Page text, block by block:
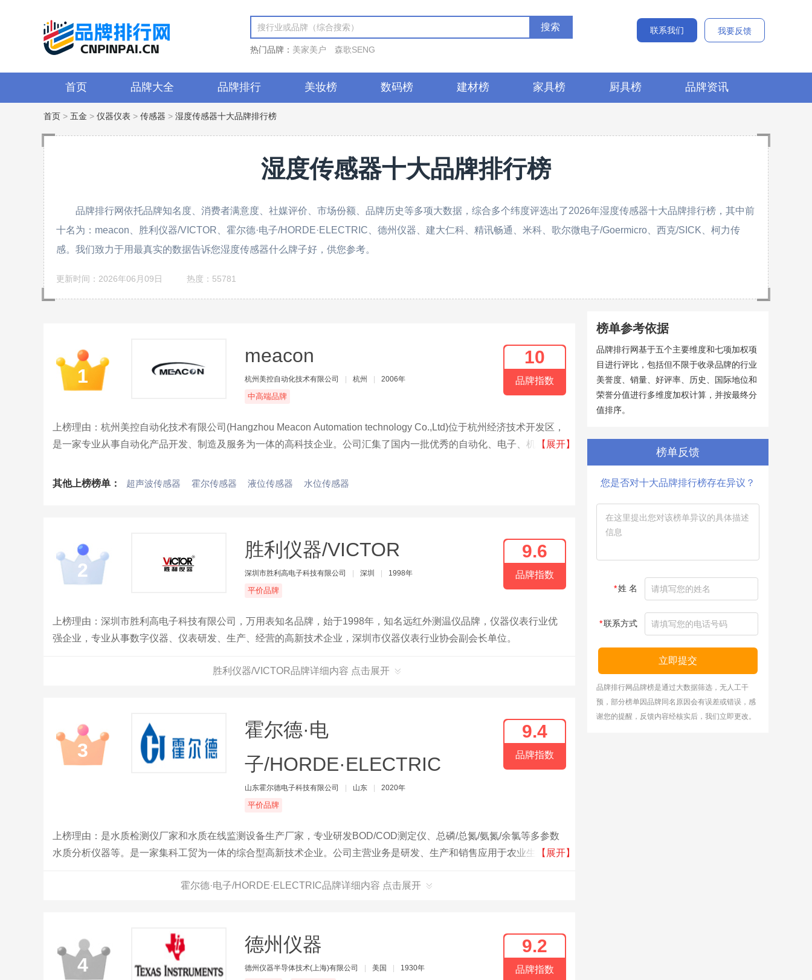
联系我们
我要反馈
热门品牌： 美家美户 森歌SENG
首页 品牌大全 品牌排行 美妆榜 数码榜 建材榜 家具榜 厨具榜 品牌资讯
首页 > 五金 > 仪器仪表 > 传感器 > 湿度传感器十大品牌排行榜
湿度传感器十大品牌排行榜
品牌排行网依托品牌知名度、消费者满意度、社媒评价、市场份额、品牌历史等多项大数据，综合多个纬度评选出了2026年湿度传感器十大品牌排行榜，其中前
十名为：meacon、胜利仪器/VICTOR、霍尔德·电子/HORDE·ELECTRIC、德州仪器、建大仁科、精讯畅通、米科、歌尔微电子/Goermicro、西克/SICK、柯力传
感。我们致力于用最真实的数据告诉您湿度传感器什么牌子好，供您参考。
更新时间：2026年06月09日 热度：55781
1
meacon
杭州美控自动化技术有限公司 杭州 2006年
中高端品牌
10
品牌指数
上榜理由：杭州美控自动化技术有限公司(Hangzhou Meacon Automation technology Co.,Ltd)位于杭州经济技术开发区，
是一家专业从事自动化产品开发、制造及服务为一体的高科技企业。公司汇集了国内一批优秀的自动化、电子、机械和计
【展开】
其他上榜榜单： 超声波传感器 霍尔传感器 液位传感器 水位传感器
2
胜利仪器/VICTOR
深圳市胜利高电子科技有限公司 深圳 1998年
平价品牌
9.6
品牌指数
上榜理由：深圳市胜利高电子科技有限公司，万用表知名品牌，始于1998年，知名远红外测温仪品牌，仪器仪表行业优
强企业，专业从事数字仪器、仪表研发、生产、经营的高新技术企业，深圳市仪器仪表行业协会副会长单位。
胜利仪器/VICTOR品牌详细内容 点击展开
3
霍尔德·电
子/HORDE·ELECTRIC
山东霍尔德电子科技有限公司 山东 2020年
平价品牌
9.4
品牌指数
上榜理由：是水质检测仪厂家和水质在线监测设备生产厂家，专业研发BOD/COD测定仪、总磷/总氮/氨氮/余氯等多参数
水质分析仪器等。是一家集科工贸为一体的综合型高新技术企业。公司主营业务是研发、生产和销售应用于农业生态、食
物联网和云服务结合，为用户提供更加广泛的应用和深度服务，为农业、林业、科研、畜牧、气象、水利、食药、环境等
【展开】
霍尔德·电子/HORDE·ELECTRIC品牌详细内容 点击展开
4
德州仪器
德州仪器半导体技术(上海)有限公司 美国 1930年
9.2
品牌指数
榜单参考依据
品牌排行网基于五个主要维度和七项加权项
目进行评比，包括但不限于收录品牌的行业
美誉度、销量、好评率、历史、国际地位和
荣誉分值进行多维度加权计算，并按最终分
值排序。
榜单反馈
您是否对十大品牌排行榜存在异议？
*姓 名
*联系方式
立即提交
品牌排行网品牌榜是通过大数据筛选，无人工干
预，部分榜单因品牌同名原因会有误差或错误，感
谢您的提醒，反馈内容经核实后，我们立即更改。